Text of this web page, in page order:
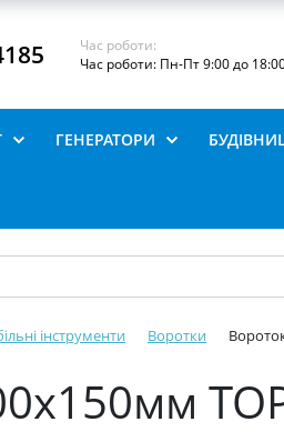
Час роботи:
Час роботи: Пн-Пт 9:00 до
ГЕНЕРАТОРИ
інструменти Воротки